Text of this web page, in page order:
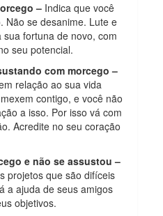
– Indica que você
Não se desanime. Lute e
fortuna de novo, com
seu potencial.
com morcego –
relação ao sua vida
contigo, e você não
a isso. Por isso vá com
Acredite no seu coração
e não se assustou –
projetos que são difíceis
a ajuda de seus amigos
objetivos.